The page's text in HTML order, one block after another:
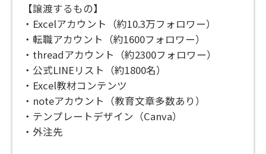
【譲渡するもの】
・Excelアカウント（約10.3万フォロワー）
・転職アカウント（約1600フォロワー）
・threadアカウント（約2300フォロワー）
・公式LINEリスト（約1800名）
・Excel教材コンテンツ
・noteアカウント（教育文章多数あり）
・テンプレートデザイン（Canva）
・外注先